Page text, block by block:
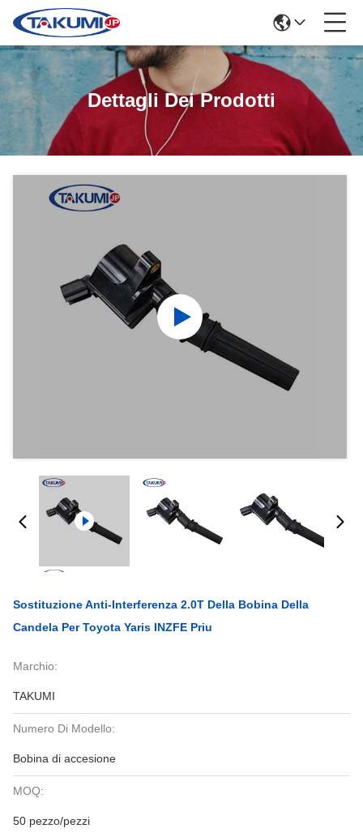
Dettagli Dei Prodotti
Sostituzione Anti-Interferenza 2.0T Della Bobina Della
Candela Per Toyota Yaris INZFE Priu
Marchio:
TAKUMI
Numero Di Modello:
Bobina di accesione
MOQ:
50 pezzo/pezzi